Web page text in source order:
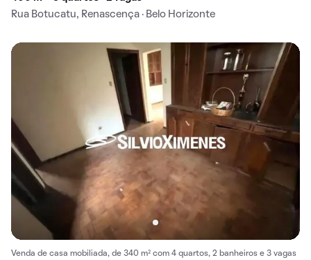
Rua Botucatu, Renascença · Belo Horizonte
Venda de casa mobiliada, de 340 m² com 4 quartos, 2 banheiros e 3 vagas